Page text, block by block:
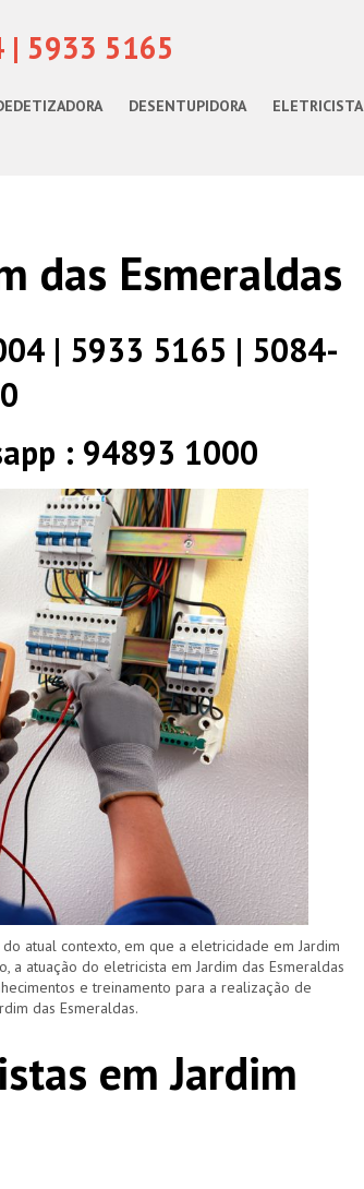
| 5933 5165
DESENTUPIDORA ELETRICISTA
das Esmeraldas
| 5933 5165 | 5084-
: 94893 1000
atual contexto, em que a eletricidade em Jardim
a atuação do eletricista em Jardim das Esmeraldas
e treinamento para a realização de
das Esmeraldas.
em Jardim